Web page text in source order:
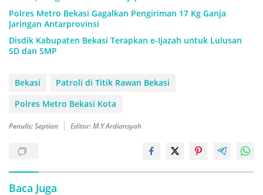
Polres Metro Bekasi Gagalkan Pengiriman 17 Kg Ganja
Jaringan Antarprovinsi
Disdik Kabupaten Bekasi Terapkan e-Ijazah untuk Lulusan
SD dan SMP
Bekasi
Patroli di Titik Rawan Bekasi
Polres Metro Bekasi Kota
Penulis: Septian Editor: M.Y Ardiansyah
Baca Juga